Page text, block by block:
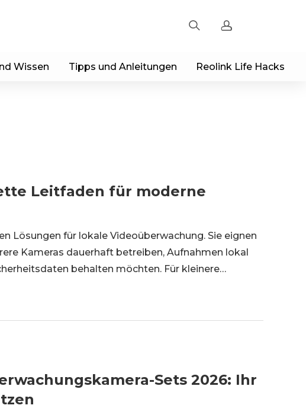
Registrieren
Wissen Tipps und Anleitungen Reolink Life Hacks
Leitfaden für moderne
Lösungen für lokale Videoüberwachung. Sie eignen
Kameras dauerhaft betreiben, Aufnahmen lokal
behalten möchten. Für kleinere
Sets 2026: Ihr